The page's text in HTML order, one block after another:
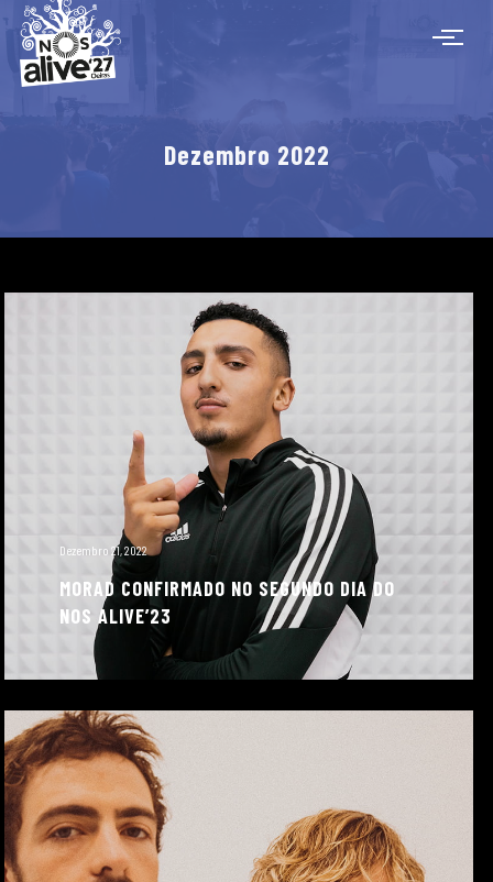
Dezembro 2022
Dezembro 21, 2022
MORAD CONFIRMADO NO SEGUNDO DIA DO
NOS ALIVE’23